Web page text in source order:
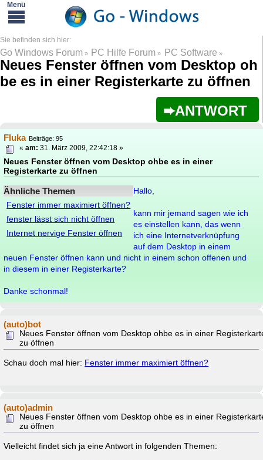
Go Windows Forum » PC Hilfe Forum » PC Software »
Neues Fenster öffnen vom Desktop oh
be es in einer Registerkarte zu öffnen
ANTWORT
Fluka Beiträge: 95
Neues Fenster öffnen vom Desktop ohbe es in einer
Registerkarte zu öffnen
«am: 31. März 2009, 22:42:18 »
Ähnliche Themen
Fenster immer maximiert öffnen?
fenster lässt sich nicht öffnen
Internet nervige Fenster öffnen
Hallo,
kann mir jemand sagen wie ich
es einstellen kann, das wenn
ich eine Internetverknüpfung
auf dem Desktop in einem
neuen Fenster öffnen kann und nicht in einem schon offenen und
in diesem in einer Registerkarte?
Danke schonmal!
(auto)bot
Neues Fenster öffnen vom Desktop ohbe es in einer
zu öffnen
Schau doch mal hier: Fenster immer maximiert öffnen?
(auto)admin
Neues Fenster öffnen vom Desktop ohbe es in einer
zu öffnen
Vielleicht findet sich ja eine Antwort in folgenden Themen: